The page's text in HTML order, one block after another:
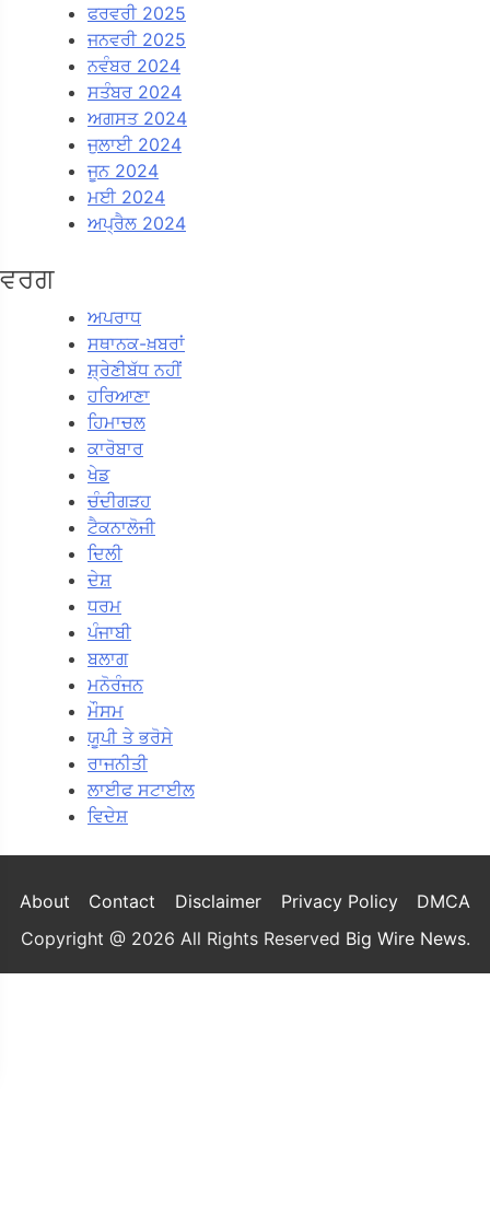
ਫਰਵਰੀ 2025
ਜਨਵਰੀ 2025
ਨਵੰਬਰ 2024
ਸਤੰਬਰ 2024
ਅਗਸਤ 2024
ਜੁਲਾਈ 2024
ਜੂਨ 2024
ਮਈ 2024
ਅਪ੍ਰੈਲ 2024
ਵਰਗ
ਅਪਰਾਧ
ਸਥਾਨਕ-ਖ਼ਬਰਾਂ
ਸ਼੍ਰੇਣੀਬੱਧ ਨਹੀਂ
ਹਰਿਆਣਾ
ਹਿਮਾਚਲ
ਕਾਰੋਬਾਰ
ਖੇਡ
ਚੰਦੀਗੜਹ
ਟੈਕਨਾਲੋਜੀ
ਦਿਲੀ
ਦੇਸ਼
ਧਰਮ
ਪੰਜਾਬੀ
ਬਲਾਗ
ਮਨੋਰੰਜਨ
ਮੌਸਮ
ਯੂਪੀ ਤੇ ਭਰੋਸੇ
ਰਾਜਨੀਤੀ
ਲਾਈਫ ਸਟਾਈਲ
ਵਿਦੇਸ਼
About Contact Disclaimer Privacy Policy
DMCA
Copyright @ 2026 All Rights Reserved Big Wire News.